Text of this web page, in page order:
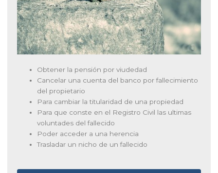
Obtener la pensión por viudedad
Cancelar una cuenta del banco por fallecimiento
del propietario
Para cambiar la titularidad de una propiedad
Para que conste en el Registro Civil las ultimas
voluntades del fallecido
Poder acceder a una herencia
Trasladar un nicho de un fallecido